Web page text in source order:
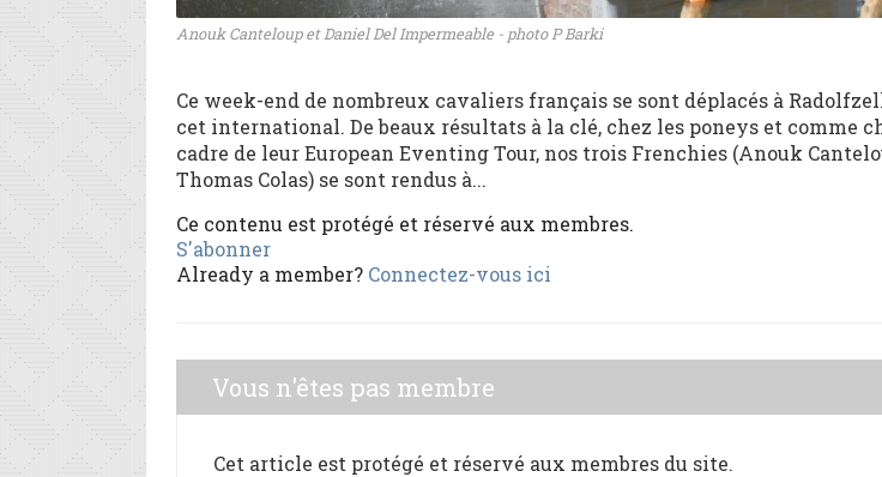
Anouk Canteloup et Daniel Del Impermeable - photo P Barki
Ce week-end de nombreux cavaliers français se sont déplacés à
cet international. De beaux résultats à la clé, chez les poneys et comme
cadre de leur European Eventing Tour, nos trois Frenchies (Anouk
Thomas Colas) se sont rendus à...
Ce contenu est protégé et réservé aux membres.
S'abonner
Already a member? Connectez-vous ici
Vous n'êtes pas membre
Cet article est protégé et réservé aux membres du site.